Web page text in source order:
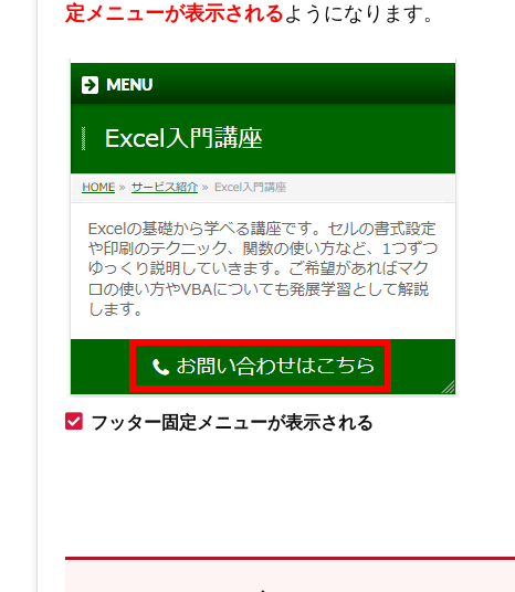
定メニューが表示されるようになります。
フッター固定メニューが表示される